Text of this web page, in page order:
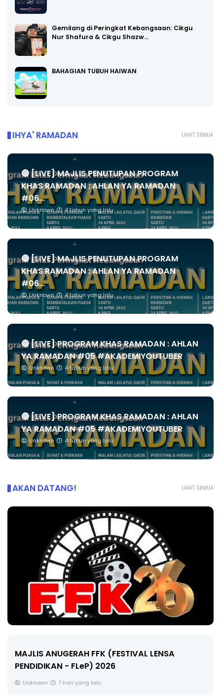
Gemilang di Peringkat Kebangsaan: Cikgu
Nur Shafura & Cikgu Shazw…
BAHAGIAN TUBUH HAIWAN
LIHAT SEMUA
IHYA' RAMADAN
🔴 [LIVE] MAJLIS PENUTUPAN PROGRAM
KHAS RAMADAN : AHLAN YA RAMADAN
#06...
Unknown 4 tahun yang lalu
🔴 [LIVE] MAJLIS PENUTUPAN PROGRAM
KHAS RAMADAN : AHLAN YA RAMADAN
#06...
Unknown 4 tahun yang lalu
🔴 [LIVE] PROGRAM KHAS RAMADAN : AHLAN
YA RAMADAN #05 #AKADEMIYOUTUBER
Unknown 4 tahun yang lalu
🔴 [LIVE] PROGRAM KHAS RAMADAN : AHLAN
YA RAMADAN #05 #AKADEMIYOUTUBER
Unknown 4 tahun yang lalu
LIHAT SEMUA
AKAN DATANG!
MAJLIS ANUGERAH FFK (FESTIVAL LENSA
PENDIDIKAN - FLeP) 2026
Unknown 7 hari yang lalu